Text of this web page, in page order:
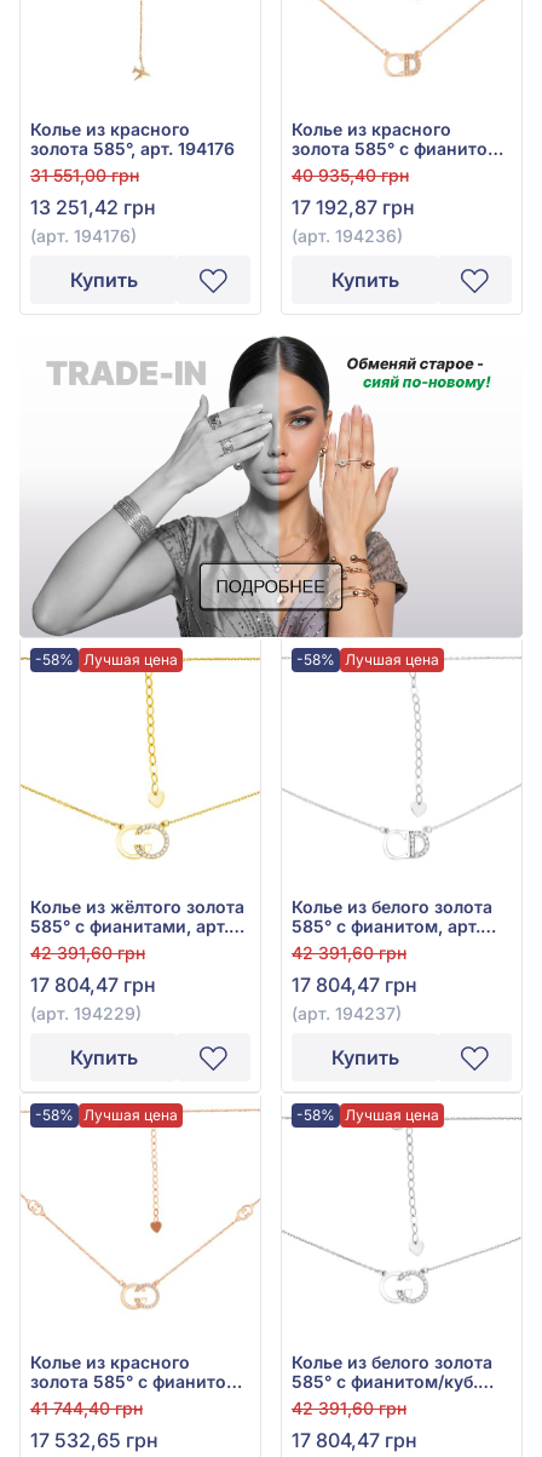
Колье из красного
золота 585°, арт. 194176
31 551,00 грн
13 251,42 грн
(арт. 194176)
Купить
Колье из красного
золота 585° с фианитом,
арт. 194236
40 935,40 грн
17 192,87 грн
(арт. 194236)
Купить
-58% Лучшая цена
Колье из жёлтого золота
585° с фианитами, арт.
194229
42 391,60 грн
17 804,47 грн
(арт. 194229)
Купить
-58% Лучшая цена
Колье из белого золота
585° с фианитом, арт.
194237
42 391,60 грн
17 804,47 грн
(арт. 194237)
Купить
-58% Лучшая цена
Колье из красного
золота 585° с фианитом,
арт. 194227
41 744,40 грн
17 532,65 грн
-58% Лучшая цена
Колье из белого золота
585° с фианитом/куб.
цирконием, арт. 194228
42 391,60 грн
17 804,47 грн